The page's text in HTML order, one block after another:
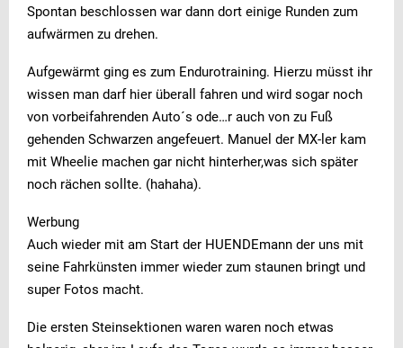
Spontan beschlossen war dann dort einige Runden zum
aufwärmen zu drehen.
Aufgewärmt ging es zum Endurotraining. Hierzu müsst ihr
wissen man darf hier überall fahren und wird sogar noch
von vorbeifahrenden Auto´s ode…r auch von zu Fuß
gehenden Schwarzen angefeuert. Manuel der MX-ler kam
mit Wheelie machen gar nicht hinterher,was sich später
noch rächen sollte. (hahaha).
Werbung
Auch wieder mit am Start der HUENDEmann der uns mit
seine Fahrkünsten immer wieder zum staunen bringt und
super Fotos macht.
Die ersten Steinsektionen waren waren noch etwas